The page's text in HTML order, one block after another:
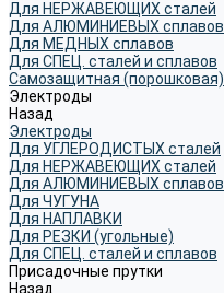
Для НЕРЖАВЕЮЩИХ сталей
Для АЛЮМИНИЕВЫХ сплавов
Для МЕДНЫХ сплавов
Для СПЕЦ. сталей и сплавов
Самозащитная (порошковая)
Электроды
Назад
Электроды
Для УГЛЕРОДИСТЫХ сталей
Для НЕРЖАВЕЮЩИХ сталей
Для АЛЮМИНИЕВЫХ сплавов
Для ЧУГУНА
Для НАПЛАВКИ
Для РЕЗКИ (угольные)
Для СПЕЦ. сталей и сплавов
Присадочные прутки
Назад